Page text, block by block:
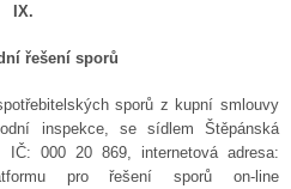
IX.
řešení sporů
sporů z kupní smlouvy
inspekce, se sídlem Štěpánská
000 20 869, internetová adresa:
pro řešení sporů on-line